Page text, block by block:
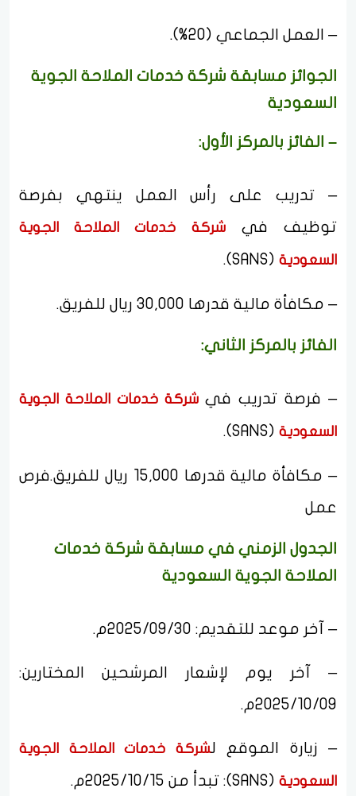
– العمل الجماعي (20%).
الجوائز مسابقة شركة خدمات الملاحة الجوية
السعودية
– الفائز بالمركز الأول:
– تدريب على رأس العمل ينتهي بفرصة
توظيف فيشركة خدمات الملاحة الجوية
السعودية (SANS).
– مكافأة مالية قدرها 30,000 ريال للفريق.
الفائز بالمركز الثاني:
– فرصة تدريب فيشركة خدمات الملاحة الجوية
السعودية (SANS).
– مكافأة مالية قدرها 15,000 ريال للفريق.فرص
عمل
الجدول الزمني في مسابقة شركة خدمات
الملاحة الجوية السعودية
– آخر موعد للتقديم: 2025/09/30م.
– آخر يوم لإشعار المرشحين المختارين:
2025/10/09م.
– زيارة الموقع لشركة خدمات الملاحة الجوية
السعودية (SANS): تبدأ من 2025/10/15م.